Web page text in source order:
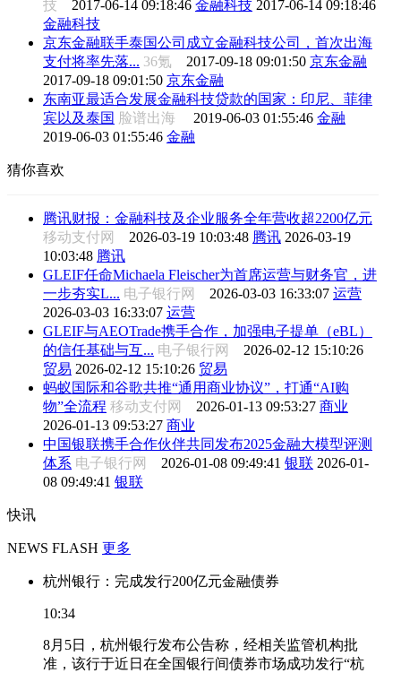
技 2017-06-14 09:18:46 金融科技 2017-06-14 09:18:46
金融科技
京东金融联手泰国公司成立金融科技公司，首次出海
支付将率先落... 36氪 2017-09-18 09:01:50 京东金融
2017-09-18 09:01:50 京东金融
东南亚最适合发展金融科技贷款的国家：印尼、菲律
宾以及泰国 脸谱出海 2019-06-03 01:55:46 金融
2019-06-03 01:55:46 金融
猜你喜欢
腾讯财报：金融科技及企业服务全年营收超2200亿元
移动支付网 2026-03-19 10:03:48 腾讯 2026-03-19
10:03:48 腾讯
GLEIF任命Michaela Fleischer为首席运营与财务官，进
一步夯实L... 电子银行网 2026-03-03 16:33:07 运营
2026-03-03 16:33:07 运营
GLEIF与AEOTrade携手合作，加强电子提单（eBL）
的信任基础与互... 电子银行网 2026-02-12 15:10:26
贸易 2026-02-12 15:10:26 贸易
蚂蚁国际和谷歌共推“通用商业协议”，打通“AI购
物”全流程 移动支付网 2026-01-13 09:53:27 商业
2026-01-13 09:53:27 商业
中国银联携手合作伙伴共同发布2025金融大模型评测
体系 电子银行网 2026-01-08 09:49:41 银联 2026-01-
08 09:49:41 银联
快讯
NEWS FLASH 更多
杭州银行：完成发行200亿元金融债券
10:34
8月5日，杭州银行发布公告称，经相关监管机构批
准，该行于近日在全国银行间债券市场成功发行“杭